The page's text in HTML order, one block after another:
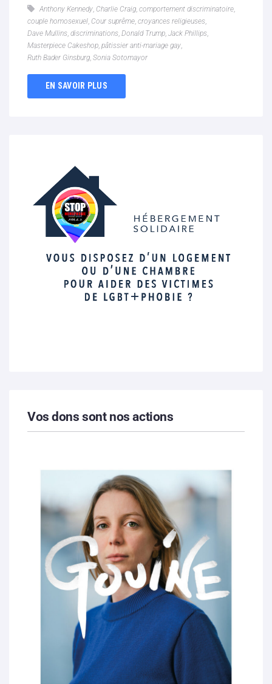
Anthony Kennedy, Charlie Craig, comportement discriminatoire,
couple homosexuel, Cour suprême, croyances religieuses,
Dave Mullins, discriminations, Donald Trump, Jack Phillips,
Masterpiece Cakeshop, pâtissier anti-mariage gay,
Ruth Bader Ginsburg, Sonia Sotomayor
EN SAVOIR PLUS
Vos dons sont nos actions